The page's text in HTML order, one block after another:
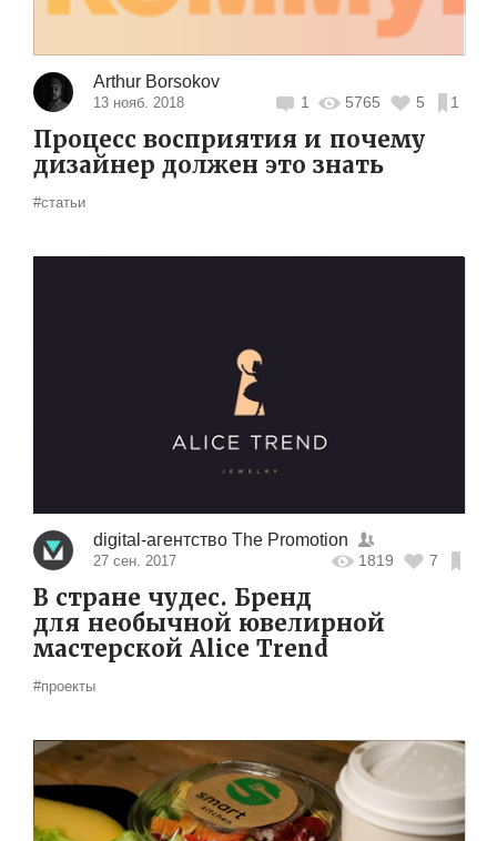
Arthur Borsokov
13 нояб. 2018 1 5765 5 1
Процесс восприятия и почему
дизайнер должен это знать
#статьи
digital-агентство The Promotion
27 сен. 2017 1819 7
В стране чудес. Бренд
для необычной ювелирной
мастерской Alice Trend
#проекты